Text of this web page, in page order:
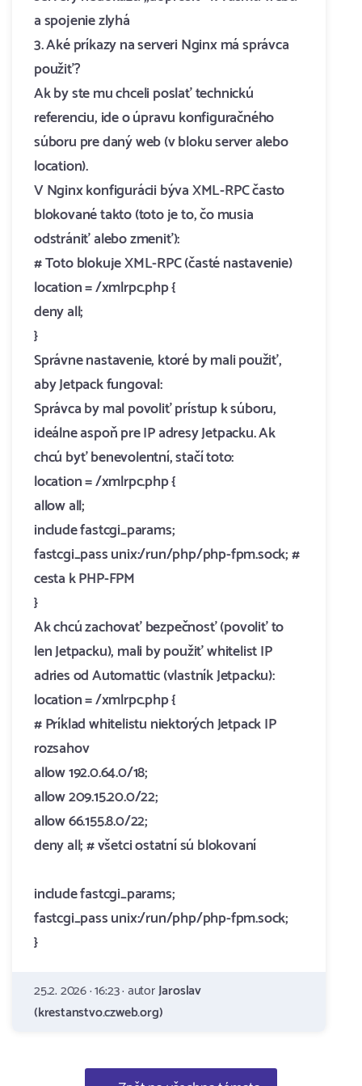
a spojenie zlyhá
3. Aké príkazy na serveri Nginx má správca
použiť?
Ak by ste mu chceli poslať technickú
referenciu, ide o úpravu konfiguračného
súboru pre daný web (v bloku server alebo
location).
V Nginx konfigurácii býva XML-RPC často
blokované takto (toto je to, čo musia
odstrániť alebo zmeniť):
# Toto blokuje XML-RPC (časté nastavenie)
location = /xmlrpc.php {
deny all;
}
Správne nastavenie, ktoré by mali použiť,
aby Jetpack fungoval:
Správca by mal povoliť prístup k súboru,
ideálne aspoň pre IP adresy Jetpacku. Ak
chcú byť benevolentní, stačí toto:
location = /xmlrpc.php {
allow all;
include fastcgi_params;
fastcgi_pass unix:/run/php/php-fpm.sock; #
cesta k PHP-FPM
}
Ak chcú zachovať bezpečnosť (povoliť to
len Jetpacku), mali by použiť whitelist IP
adries od Automattic (vlastník Jetpacku):
location = /xmlrpc.php {
# Príklad whitelistu niektorých Jetpack IP
rozsahov
allow 192.0.64.0/18;
allow 209.15.20.0/22;
allow 66.155.8.0/22;
deny all; # všetci ostatní sú blokovaní
include fastcgi_params;
fastcgi_pass unix:/run/php/php-fpm.sock;
}
25.2. 2026 · 16:23 · autorJaroslav
(krestanstvo.czweb.org)